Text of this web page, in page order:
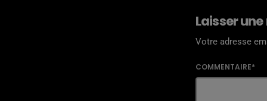
Laisser
Votre adresse
COMMENTAIRE*